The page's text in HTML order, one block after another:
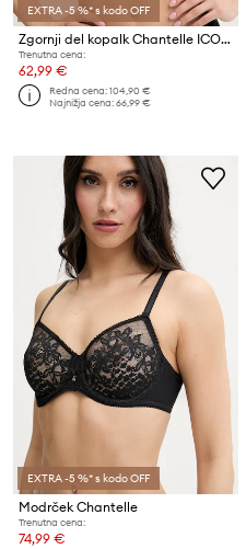
EXTRA -5 %* s kodo OFF
Zgornji del kopalk Chantelle ICON
Trenutna cena:
62,99 €
Redna cena:104,90 €
Najnižja cena:66,99 €
EXTRA -5 %* s kodo OFF
Modrček Chantelle
Trenutna cena:
74,99 €